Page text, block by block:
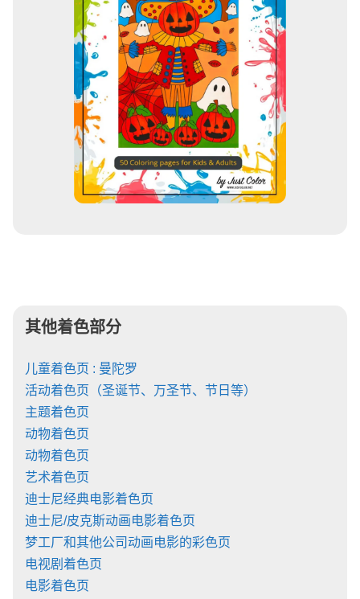
其他着色部分
儿童着色页 : 曼陀罗
活动着色页（圣诞节、万圣节、节日等）
主题着色页
动物着色页
动物着色页
艺术着色页
迪士尼经典电影着色页
迪士尼/皮克斯动画电影着色页
梦工厂和其他公司动画电影的彩色页
电视剧着色页
电影着色页